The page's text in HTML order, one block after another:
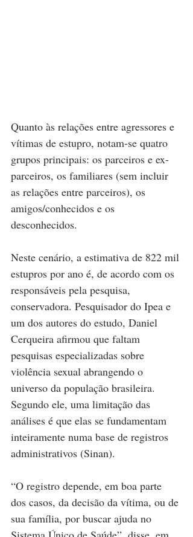
Quanto às relações entre agressores e
vítimas de estupro, notam-se quatro
grupos principais: os parceiros e ex-
parceiros, os familiares (sem incluir
as relações entre parceiros), os
amigos/conhecidos e os
desconhecidos.
Neste cenário, a estimativa de 822 mil
estupros por ano é, de acordo com os
responsáveis pela pesquisa,
conservadora. Pesquisador do Ipea e
um dos autores do estudo, Daniel
Cerqueira afirmou que faltam
pesquisas especializadas sobre
violência sexual abrangendo o
universo da população brasileira.
Segundo ele, uma limitação das
análises é que elas se fundamentam
inteiramente numa base de registros
administrativos (Sinan).
“O registro depende, em boa parte
dos casos, da decisão da vítima, ou de
sua família, por buscar ajuda no